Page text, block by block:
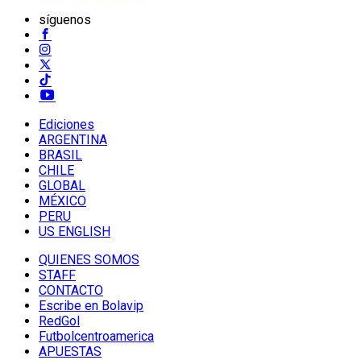
síguenos
Ediciones
ARGENTINA
BRASIL
CHILE
GLOBAL
MÉXICO
PERU
US ENGLISH
QUIENES SOMOS
STAFF
CONTACTO
Escribe en Bolavip
RedGol
Futbolcentroamerica
APUESTAS